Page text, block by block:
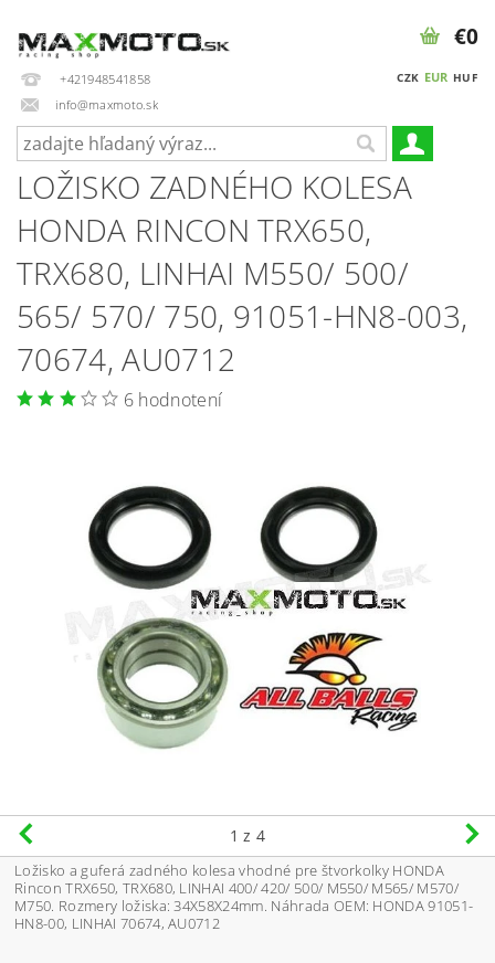
+421948541858
info@maxmoto.sk
CZK EUR HUF
€0
LOŽISKO ZADNÉHO KOLESA
HONDA RINCON TRX650,
TRX680, LINHAI M550/ 500/
565/ 570/ 750, 91051-HN8-003,
70674, AU0712
6 hodnotení
1 z 4
Ložisko a guferá zadného kolesa vhodné pre štvorkolky HONDA
Rincon TRX650, TRX680, LINHAI 400/ 420/ 500/ M550/ M565/ M570/
M750. Rozmery ložiska: 34X58X24mm. Náhrada OEM: HONDA 91051-
HN8-00, LINHAI 70674, AU0712